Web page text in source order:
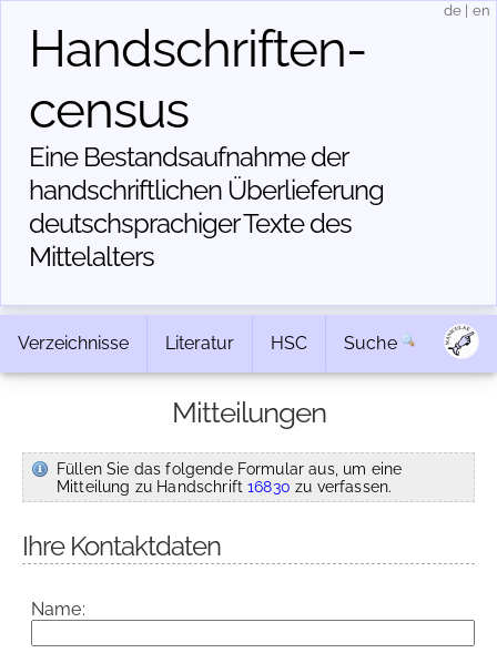
Handschriften­
census
Eine Bestandsaufnahme der
handschriftlichen Über­lieferung
deutschsprachiger Texte des
Mittelalters
de en
Verzeichnisse Literatur HSC Suche
Mitteilungen
Füllen Sie das folgende Formular aus, um eine
Mitteilung zu Handschrift16830 zu verfassen.
Ihre Kontaktdaten
Name: